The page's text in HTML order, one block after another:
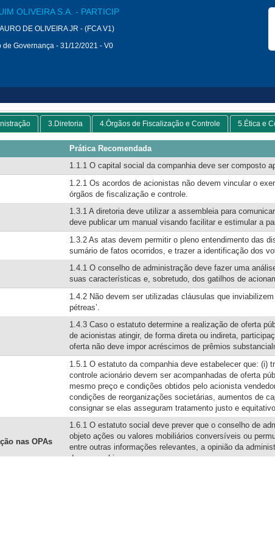
OLIVEIRA S.A. - PARTICIP
DE OLIVEIRA JR - (FCA V1)
de Governança - 31/12/2021 - V0